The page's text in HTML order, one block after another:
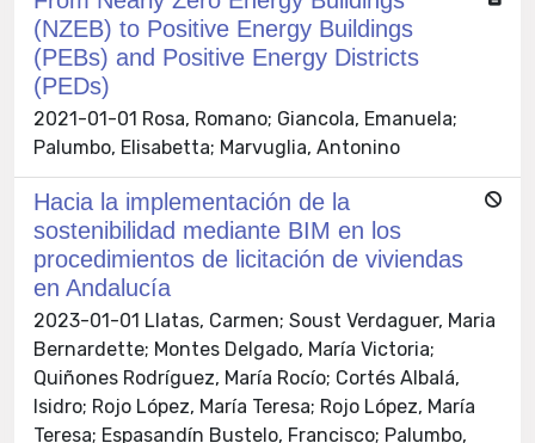
(NZEB) to Positive Energy Buildings
(PEBs) and Positive Energy Districts
(PEDs)
2021-01-01 Rosa, Romano; Giancola, Emanuela;
Palumbo, Elisabetta; Marvuglia, Antonino
Hacia la implementación de la
sostenibilidad mediante BIM en los
procedimientos de licitación de viviendas
en Andalucía
2023-01-01 Llatas, Carmen; Soust Verdaguer, Maria
Bernardette; Montes Delgado, María Victoria;
Quiñones Rodríguez, María Rocío; Cortés Albalá,
Isidro; Rojo López, María Teresa; Rojo López, María
Teresa; Espasandín Bustelo, Francisco; Palumbo,